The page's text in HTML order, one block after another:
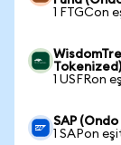
1 FTGCon
1 USFRon
SAP
1 SAPon